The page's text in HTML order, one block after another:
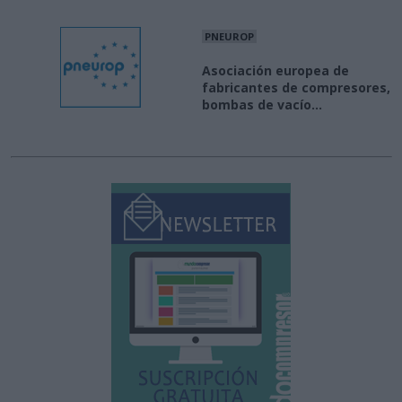
PNEUROP
Asociación europea de
fabricantes de compresores,
bombas de vacío...